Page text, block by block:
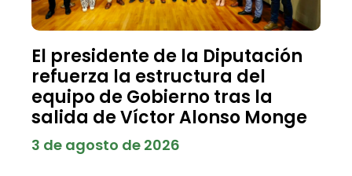
El presidente de la Diputación
refuerza la estructura del
equipo de Gobierno tras la
salida de Víctor Alonso Monge
3 de agosto de 2026